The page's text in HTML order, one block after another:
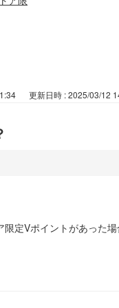
更新日時 : 2025/03/12
定Vポイントがあった